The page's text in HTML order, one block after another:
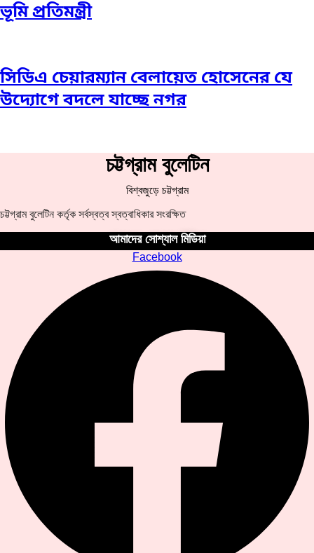
ভূমি প্রতিমন্ত্রী
সিডিএ চেয়ারম্যান বেলায়েত হোসেনের যে
উদ্যোগে বদলে যাচ্ছে নগর
চট্টগ্রাম বুলেটিন
বিশ্বজুড়ে চট্টগ্রাম
চট্টগ্রাম বুলেটিন কর্তৃক সর্বস্বত্ব স্বত্বাধিকার সংরক্ষিত
আমাদের সোশ্যাল মিডিয়া
Facebook